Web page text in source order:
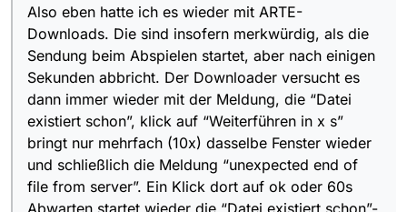
Meldung “unexpected end of file from server”. Ein
Klick dort auf ok oder 60s Abwarten startet wieder die
“Datei existiert schon”-Schleife. Klick auf Abbrechen
funktioniert manchmal, bringt manchmal aber auch das
404-Fenster. Ich hatte eben beim Ausprobieren beide
Varianten.
Wenn das 404-Fenster kommt, kann ich dann OK
klicken, aber es geht nicht weg, sondern kommt immer
wieder.
Aber es ist immer und ausschließlich ARTE. Vielleicht
macht deren Server auch merkwürdige Dinge.
. | Download starten
. | Programmset: Linux Speichern
. | Ziel: …
. | URL: https://arteptweb-
a.akamaihd.net/am/ptweb/051000/051400/051485-014-
A_SQ_0_VOA_03527444_MP4-2200_AMM-
PTWEB_uo1cFAAyZ.mp4
. | Startzeit: 05:07:30
. | direkter Download
. ----------------------------------------
!!!
java.net.SocketException: Unexpected end of file from
Fehlernr: 316598941
Exception: Unexpected end of file from server
Fehler(MSearch): DirectHttpDownload.run
. | Download ist fertig und war fehlerhaft
. | Programmset: Linux Speichern
. | Ziel: …
. | Startzeit: 05:07:30
. | Endzeit: 05:09:22
. | Restarts: 0
. | Dauer: 111 s
. | Dauer: 1 Min
. | URL: https://arteptweb-
Also eben hatte ich es wieder mit ARTE-
Downloads. Die sind insofern merkwürdig, als die
Sendung beim Abspielen startet, aber nach einigen
Sekunden abbricht. Der Downloader versucht es
dann immer wieder mit der Meldung, die “Datei
existiert schon”, klick auf “Weiterführen in x s”
bringt nur mehrfach (10x) dasselbe Fenster wieder
und schließlich die Meldung “unexpected end of
file from server”. Ein Klick dort auf ok oder 60s